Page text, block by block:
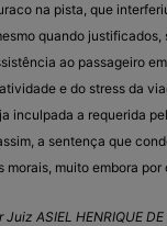
na pista, que
quando
ao passageiro
e do stress da
inculpada a requerida
a sentença que
muito embora por
Juiz ASIEL HENRIQUE